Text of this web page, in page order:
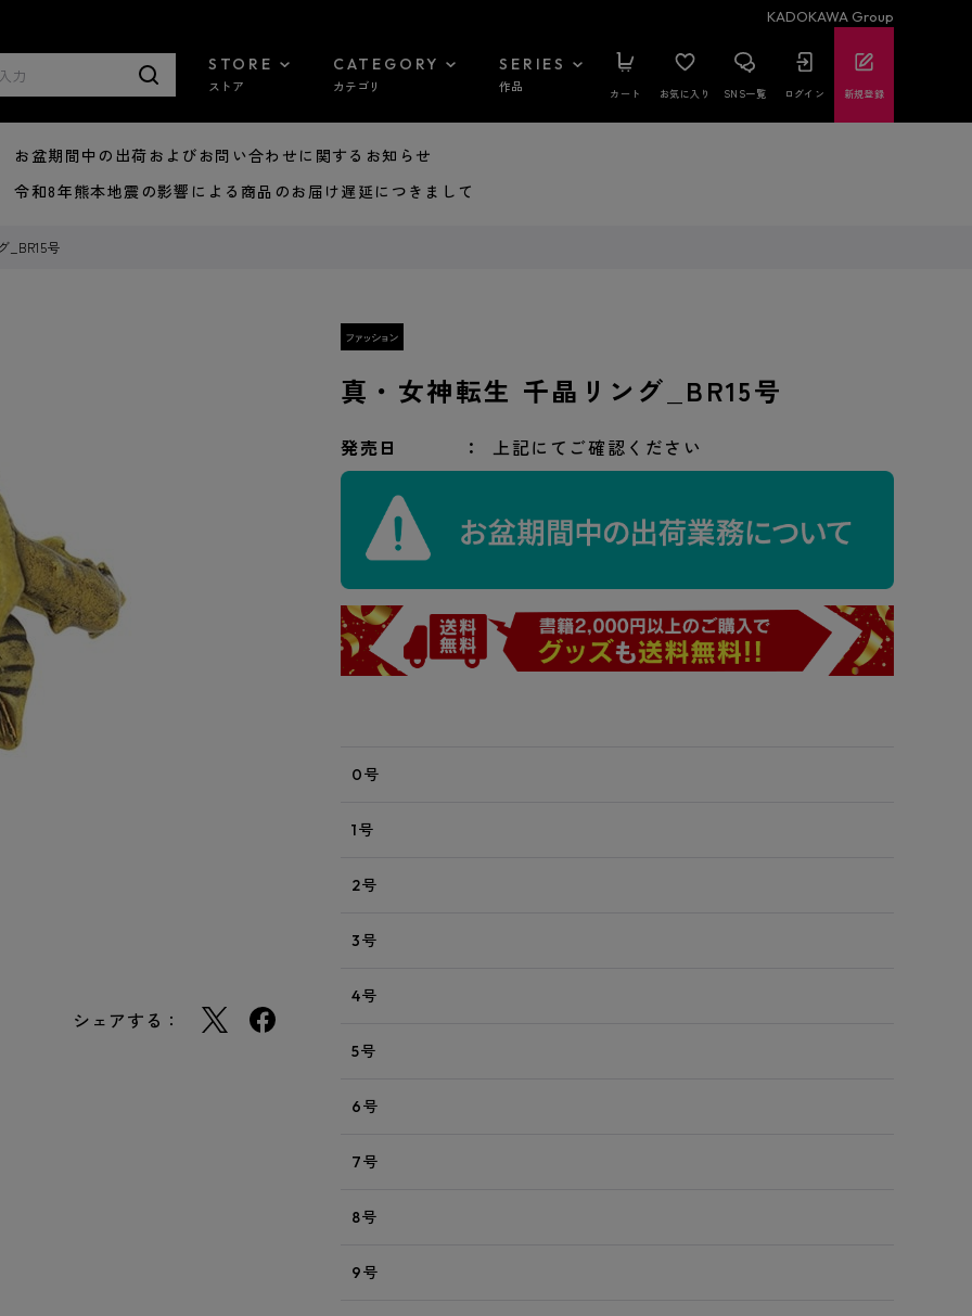
KADOKAWA Group
STORE
ストア
CATEGORY
カテゴリ
SERIES
作品 カート お気に入り SNS一覧 ログイン 新規登録
盆期間中の出荷およびお問い合わせに関するお知らせ
和8年熊本地震の影響による商品のお届け遅延につきまして
_BR15号
シェアする：
真・女神転生 千晶リング_BR15号
発売日 上記にてご確認ください
0号
1号
2号
3号
4号
5号
6号
7号
8号
9号